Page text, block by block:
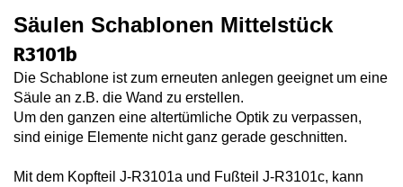
Säulen Schablonen Mittelstück
R3101b
Die Schablone ist zum erneuten anlegen geeignet um eine
Säule an z.B. die Wand zu erstellen.
Um den ganzen eine altertümliche Optik zu verpassen,
sind einige Elemente nicht ganz gerade geschnitten.
Mit dem Kopfteil J-R3101a und Fußteil J-R3101c, kann